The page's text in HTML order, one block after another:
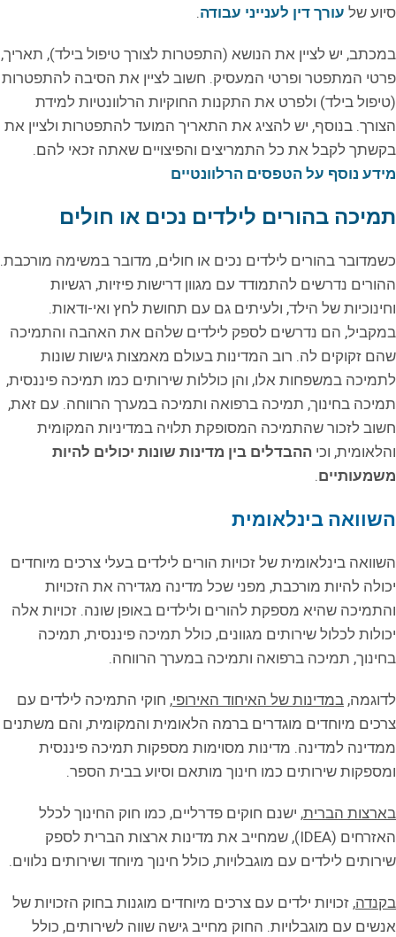
סיוע של עורך דין לענייני עבודה.
במכתב, יש לציין את הנושא (התפטרות לצורך טיפול בילד), תאריך,
פרטי המתפטר ופרטי המעסיק. חשוב לציין את הסיבה להתפטרות
(טיפול בילד) ולפרט את התקנות החוקיות הרלוונטיות למידת
הצורך. בנוסף, יש להציג את התאריך המועד להתפטרות ולציין את
בקשתך לקבל את כל התמריצים והפיצויים שאתה זכאי להם.
מידע נוסף על הטפסים הרלוונטיים
תמיכה בהורים לילדים נכים או חולים
כשמדובר בהורים לילדים נכים או חולים, מדובר במשימה מורכבת.
ההורים נדרשים להתמודד עם מגוון דרישות פיזיות, רגשיות
וחינוכיות של הילד, ולעיתים גם עם תחושת לחץ ואי-ודאות.
במקביל, הם נדרשים לספק לילדים שלהם את האהבה והתמיכה
שהם זקוקים לה. רוב המדינות בעולם מאמצות גישות שונות
לתמיכה במשפחות אלו, והן כוללות שירותים כמו תמיכה פיננסית,
תמיכה בחינוך, תמיכה ברפואה ותמיכה במערך הרווחה. עם זאת,
חשוב לזכור שהתמיכה המסופקת תלויה במדיניות המקומית
והלאומית, וכי ההבדלים בין מדינות שונות יכולים להיות
משמעותיים.
השוואה בינלאומית
השוואה בינלאומית של זכויות הורים לילדים בעלי צרכים מיוחדים
יכולה להיות מורכבת, מפני שכל מדינה מגדירה את הזכויות
והתמיכה שהיא מספקת להורים ולילדים באופן שונה. זכויות אלה
יכולות לכלול שירותים מגוונים, כולל תמיכה פיננסית, תמיכה
בחינוך, תמיכה ברפואה ותמיכה במערך הרווחה.
לדוגמה, במדינות של האיחוד האירופי, חוקי התמיכה לילדים עם
צרכים מיוחדים מוגדרים ברמה הלאומית והמקומית, והם משתנים
ממדינה למדינה. מדינות מסוימות מספקות תמיכה פיננסית
ומספקות שירותים כמו חינוך מותאם וסיוע בבית הספר.
בארצות הברית, ישנם חוקים פדרליים, כמו חוק החינוך לכלל
האזרחים (IDEA), שמחייב את מדינות ארצות הברית לספק
שירותים לילדים עם מוגבלויות, כולל חינוך מיוחד ושירותים נלווים.
בקנדה, זכויות ילדים עם צרכים מיוחדים מוגנות בחוק הזכויות של
אנשים עם מוגבלויות. החוק מחייב גישה שווה לשירותים, כולל